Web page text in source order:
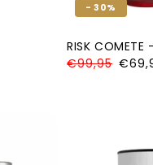
- 30%
RISK COMETE
Normale
€99,95